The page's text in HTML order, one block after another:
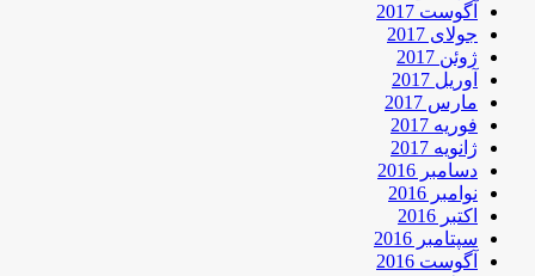
آگوست 2017
جولای 2017
ژوئن 2017
آوریل 2017
مارس 2017
فوریه 2017
ژانویه 2017
دسامبر 2016
نوامبر 2016
اکتبر 2016
سپتامبر 2016
آگوست 2016